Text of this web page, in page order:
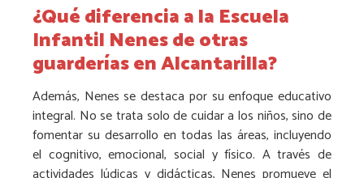
¿Qué diferencia a la Escuela
Infantil Nenes de otras
guarderías en Alcantarilla?
Además, Nenes se destaca por su enfoque educativo
integral. No se trata solo de cuidar a los niños, sino de
fomentar su desarrollo en todas las áreas, incluyendo
el cognitivo, emocional, social y físico. A través de